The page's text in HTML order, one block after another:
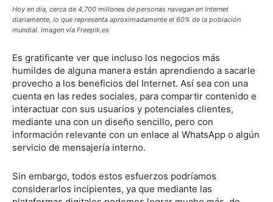
Hoy en día, cerca de 4,700 millones de personas navegan en Internet
diariamente, lo que representa aproximadamente el 60% de la población
mundial. Imagen vía Freepik.es
Es gratificante ver que incluso los negocios más
humildes de alguna manera están aprendiendo a sacarle
provecho a los beneficios del Internet. Así sea con una
cuenta en las redes sociales, para compartir contenido e
interactuar con sus usuarios y potenciales clientes,
mediante una con un diseño sencillo, pero con
información relevante con un enlace al WhatsApp o algún
servicio de mensajería interno.
Sin embargo, todos estos esfuerzos podríamos
considerarlos incipientes, ya que mediante las